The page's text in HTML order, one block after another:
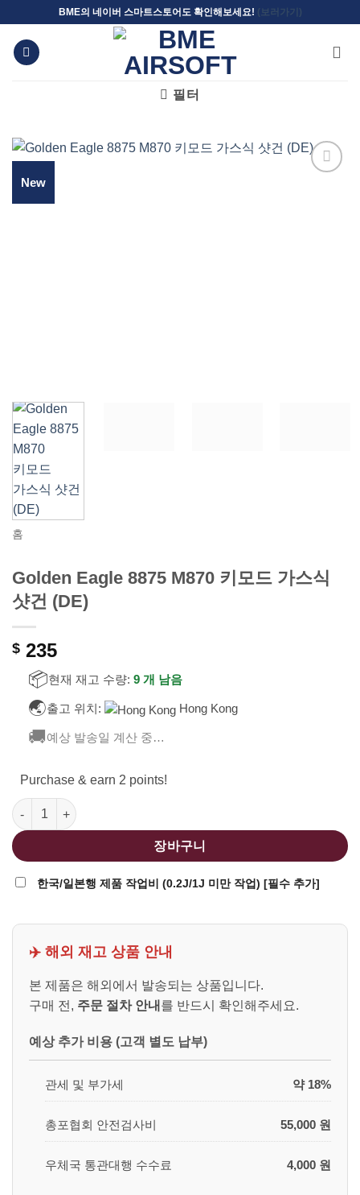
content
BME의 네이버 스마트스토어도 확인해보세요! (보러가기)
필터
New
홈
Golden Eagle 8875 M870 키모드 가스식
샷건 (DE)
$ 235
📦현재 재고 수량: 9 개 남음
🌏출고 위치: Hong Kong
🚚예상 발송일 계산 중…
Purchase & earn 2 points!
Golden Eagle 8875 M870 키모드 가스식 샷건 (DE) 수량
장바구니
한국/일본행 제품 작업비 (0.2J/1J 미만 작업) [필수 추가]
✈️ 해외 재고 상품 안내
본 제품은 해외에서 발송되는 상품입니다.
구매 전, 주문 절차 안내 를 반드시 확인해주세요.
예상 추가 비용 (고객 별도 납부)
관세 및 부가세 약 18%
총포협회 안전검사비 55,000 원
우체국 통관대행 수수료 4,000 원